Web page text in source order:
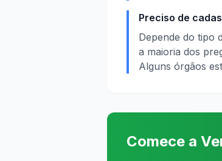
Preciso de
Depende do tipo
a maioria dos
Alguns órgãos
Comece a